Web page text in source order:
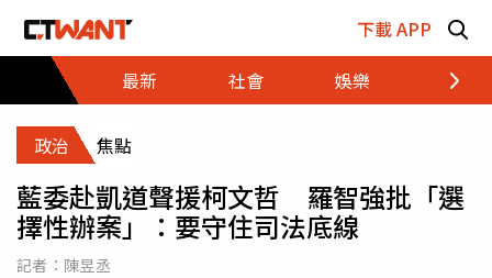
下載 APP
最新
社會 娛樂 財經
政治 焦點
藍委赴凱道聲援柯文哲 羅智強批「選
擇性辦案」：要守住司法底線
記者： 陳昱丞